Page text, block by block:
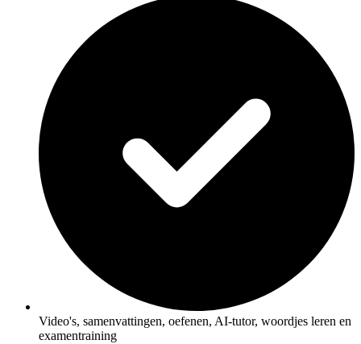
Video's, samenvattingen, oefenen, AI-tutor, woordjes leren en
examentraining